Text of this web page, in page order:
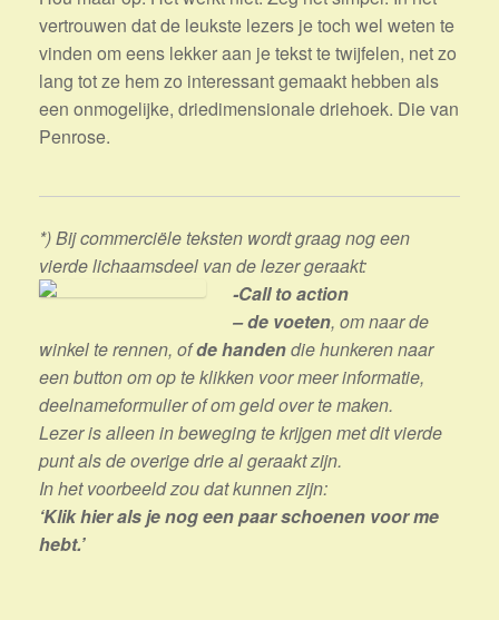
vertrouwen dat de leukste lezers je toch wel weten te
vinden om eens lekker aan je tekst te twijfelen, net zo
lang tot ze hem zo interessant gemaakt hebben als
een onmogelijke, driedimensionale driehoek. Die van
Penrose.
*) Bij commerciële teksten wordt graag nog een
vierde lichaamsdeel van de lezer geraakt:
-Call to action
– de voeten, om naar de
winkel te rennen, ofde handendie hunkeren naar
een button om op te klikken voor meer informatie,
deelnameformulier of om geld over te maken.
Lezer is alleen in beweging te krijgen met dit vierde
punt als de overige drie al geraakt zijn.
In het voorbeeld zou dat kunnen zijn:
‘Klik hier als je nog een paar schoenen voor me
hebt.’